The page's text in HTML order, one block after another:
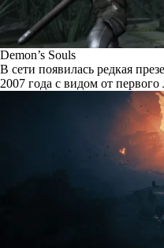
Demon’s Souls
В сети появилась редкая
2007 года с видом от первого